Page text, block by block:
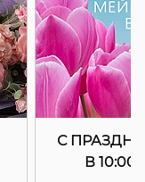
С
В 10:00